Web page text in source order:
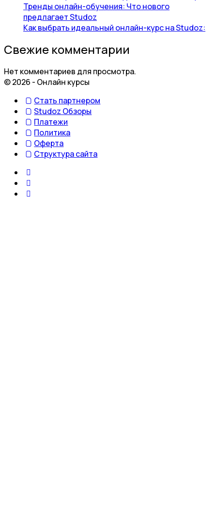
Тренды онлайн-обучения: Что нового
предлагает Studoz
Как выбрать идеальный онлайн-курс на Studoz:
Свежие комментарии
Нет комментариев для просмотра.
© 2026 - Онлайн курсы
Стать партнером
Studoz Обзоры
Платежи
Политика
Оферта
Структура сайта